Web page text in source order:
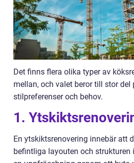
Det finns flera olika typer av
mellan, och valet beror till stor del
stilpreferenser och behov.
1.
En ytskiktsrenovering innebär att
befintliga layouten och strukturen